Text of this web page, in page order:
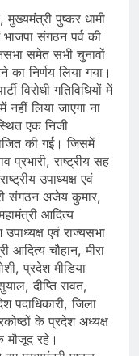
मुख्यमंत्री पुष्कर धामी
संगठन पर्व की
समेत सभी चुनावों
निर्णय लिया गया।
विरोधी गतिविधियों में
नहीं लिया जाएगा ना
एक निजी
की गई। जिसमें
प्रभारी, राष्ट्रीय सह
उपाध्यक्ष एवं
संगठन अजेय कुमार,
आदित्य
एवं राज्यसभा
चौहान, मीरा
प्रदेश मीडिया
दीप्ति रावत,
पदाधिकारी, जिला
के प्रदेश अध्यक्ष
मौजूद रहे।